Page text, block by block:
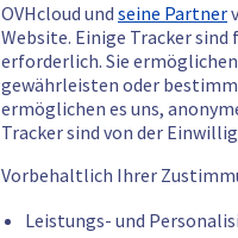
OVHcloud und seine Partner
Website. Einige Tracker
erforderlich. Sie
gewährleisten oder
ermöglichen es uns,
Tracker sind von der
Vorbehaltlich Ihrer
Leistungs- und